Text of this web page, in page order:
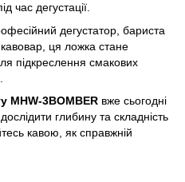
час дегустації.
дегустатор, бариста
ця ложка стане
підкреслення смакових
MHW-3BOMBER вже сьогодні
глибину та складність
кавою, як справжній